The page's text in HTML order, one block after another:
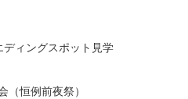
ィングスポット見学
恒例前夜祭）